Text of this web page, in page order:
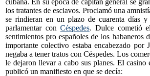
cubana. En su época de capitán general se
los tratantes de esclavos. Proclamó una
se rindieran en un plazo de cuarenta días y
parlamentar conCéspedes. Dulce cometió
sentimientos pro españoles de los habaneros
importante colectivo estaba encabezado por
negaba a tener tratos con Céspedes. Los
le dejaron llevar a cabo sus planes. El casino
publicó un manifiesto en que se decía: